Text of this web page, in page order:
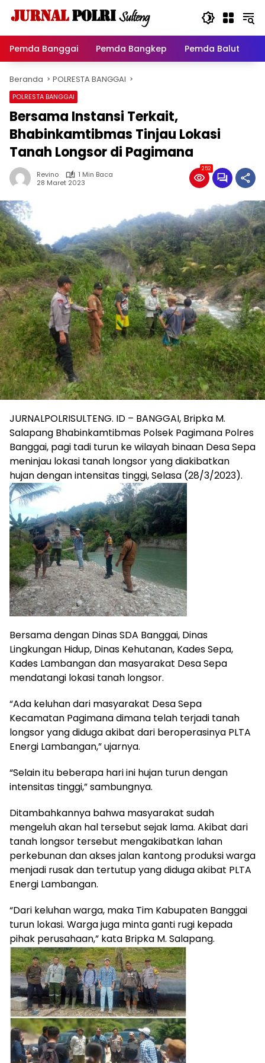
Pemda Banggai
Pemda Bangkep Pemda Balut
Beranda POLRESTA BANGGAI
POLRESTA BANGGAI
Bersama Instansi Terkait,
Bhabinkamtibmas Tinjau Lokasi
Tanah Longsor di Pagimana
Revino
1 Min Baca
28 Maret 2023
252
JURNALPOLRISULTENG. ID – BANGGAI, Bripka M.
Salapang Bhabinkamtibmas Polsek Pagimana Polres
Banggai, pagi tadi turun ke wilayah binaan Desa Sepa
meninjau lokasi tanah longsor yang diakibatkan
hujan dengan intensitas tinggi, Selasa (28/3/2023).
Bersama dengan Dinas SDA Banggai, Dinas
Lingkungan Hidup, Dinas Kehutanan, Kades Sepa,
Kades Lambangan dan masyarakat Desa Sepa
mendatangi lokasi tanah longsor.
“Ada keluhan dari masyarakat Desa Sepa
Kecamatan Pagimana dimana telah terjadi tanah
longsor yang diduga akibat dari beroperasinya PLTA
Energi Lambangan,” ujarnya.
“Selain itu beberapa hari ini hujan turun dengan
intensitas tinggi,” sambungnya.
Ditambahkannya bahwa masyarakat sudah
mengeluh akan hal tersebut sejak lama. Akibat dari
tanah longsor tersebut mengakibatkan lahan
perkebunan dan akses jalan kantong produksi warga
menjadi rusak dan tertutup yang diduga akibat PLTA
Energi Lambangan.
“Dari keluhan warga, maka Tim Kabupaten Banggai
turun lokasi. Warga juga minta ganti rugi kepada
pihak perusahaan,” kata Bripka M. Salapang.